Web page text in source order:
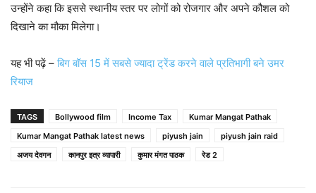
उन्होंने कहा कि इससे स्थानीय स्तर पर लोगों को रोजगार और अपने कौशल को
दिखाने का मौका मिलेगा।
यह भी पढ़ें –बिग बॉस 15 में सबसे ज्यादा ट्रेंड करने वाले प्रतिभागी बने उमर
रियाज
TAGS Bollywood film Income Tax
Kumar Mangat Pathak
Kumar Mangat Pathak latest news
piyush jain
piyush jain raid
अजय देवगन
कानपुर इत्र व्यापारी कुमार मंगत पाठक रेड 2